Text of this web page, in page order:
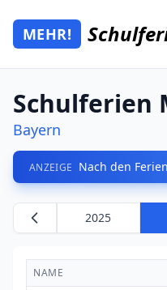
Zum Hauptinhalt springen
Mehr Schulferien
MEHR!
Schulferien
Bayern
ANZEIGE Nach den
2025
NAME